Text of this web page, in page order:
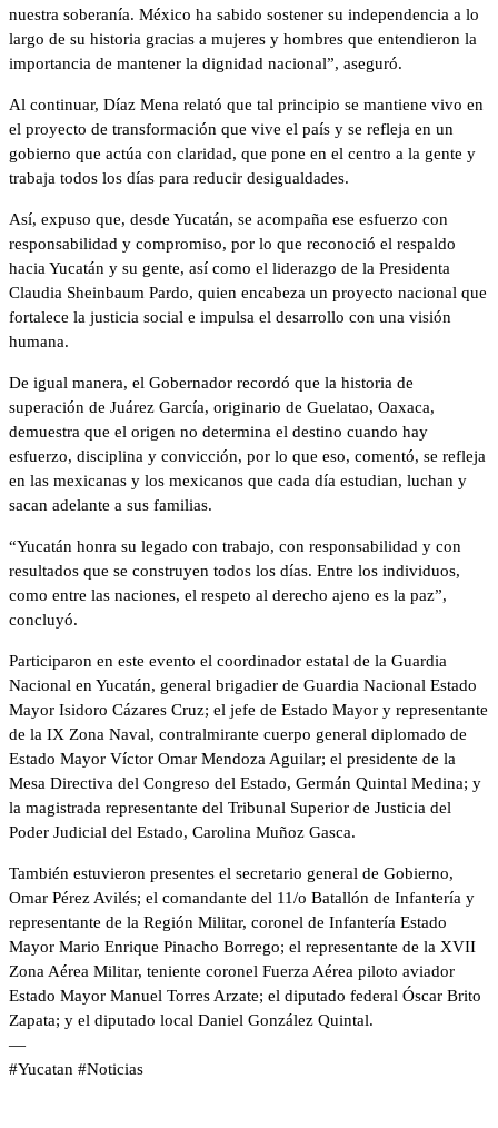
nuestra soberanía. México ha sabido sostener su independencia a lo
largo de su historia gracias a mujeres y hombres que entendieron la
importancia de mantener la dignidad nacional”, aseguró.
Al continuar, Díaz Mena relató que tal principio se mantiene vivo en
el proyecto de transformación que vive el país y se refleja en un
gobierno que actúa con claridad, que pone en el centro a la gente y
trabaja todos los días para reducir desigualdades.
Así, expuso que, desde Yucatán, se acompaña ese esfuerzo con
responsabilidad y compromiso, por lo que reconoció el respaldo
hacia Yucatán y su gente, así como el liderazgo de la Presidenta
Claudia Sheinbaum Pardo, quien encabeza un proyecto nacional que
fortalece la justicia social e impulsa el desarrollo con una visión
humana.
De igual manera, el Gobernador recordó que la historia de
superación de Juárez García, originario de Guelatao, Oaxaca,
demuestra que el origen no determina el destino cuando hay
esfuerzo, disciplina y convicción, por lo que eso, comentó, se refleja
en las mexicanas y los mexicanos que cada día estudian, luchan y
sacan adelante a sus familias.
“Yucatán honra su legado con trabajo, con responsabilidad y con
resultados que se construyen todos los días. Entre los individuos,
como entre las naciones, el respeto al derecho ajeno es la paz”,
concluyó.
Participaron en este evento el coordinador estatal de la Guardia
Nacional en Yucatán, general brigadier de Guardia Nacional Estado
Mayor Isidoro Cázares Cruz; el jefe de Estado Mayor y representante
de la IX Zona Naval, contralmirante cuerpo general diplomado de
Estado Mayor Víctor Omar Mendoza Aguilar; el presidente de la
Mesa Directiva del Congreso del Estado, Germán Quintal Medina; y
la magistrada representante del Tribunal Superior de Justicia del
Poder Judicial del Estado, Carolina Muñoz Gasca.
También estuvieron presentes el secretario general de Gobierno,
Omar Pérez Avilés; el comandante del 11/o Batallón de Infantería y
representante de la Región Militar, coronel de Infantería Estado
Mayor Mario Enrique Pinacho Borrego; el representante de la XVII
Zona Aérea Militar, teniente coronel Fuerza Aérea piloto aviador
Estado Mayor Manuel Torres Arzate; el diputado federal Óscar Brito
Zapata; y el diputado local Daniel González Quintal.
—
#Yucatan #Noticias